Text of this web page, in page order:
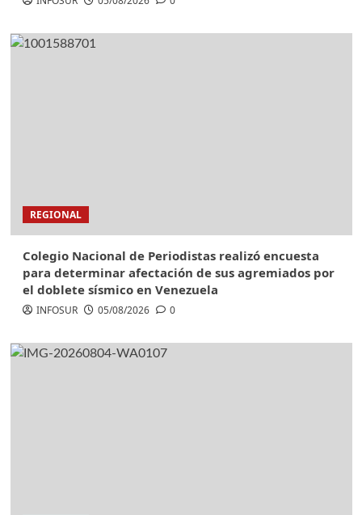
REGIONAL
Colegio Nacional de Periodistas realizó encuesta
para determinar afectación de sus agremiados por
el doblete sísmico en Venezuela
INFOSUR 05/08/2026 0